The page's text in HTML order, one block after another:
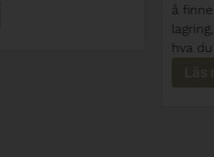
å finne ut
lagring,
hva du
Läs mer